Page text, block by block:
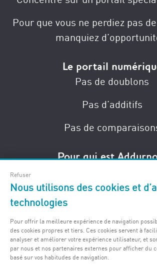
Pour que vous ne perdiez pas
manquiez
Le portail
Pas de doublons
Pas d’additifs
Pas de
Pour qui est
Pour les meilleurs acheteurs
Pour les meilleures
Pour les agences et propriétaires
publier les biens côtiers les
Refuser
Nous utilisons des cookies et
technologies
Pour offrir la meilleure expérience de navigation
des cookies propres et tiers. Ces cookies servent à
analyser et améliorer votre expérience utilisateur, et
par nous et nos partenaires externes pour afficher du
basé sur vos habitudes de navigation.